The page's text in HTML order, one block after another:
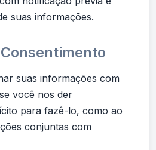
suas informações.
suas informações com
você nos der
para fazê-lo, como ao
conjuntas com